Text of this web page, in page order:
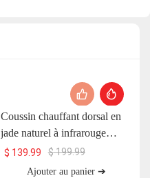
Coussin chauffant dorsal en
jade naturel à infrarouge
lointain UTK, H11S2
$ 139.99 $199.99
Ajouter au panier ➔